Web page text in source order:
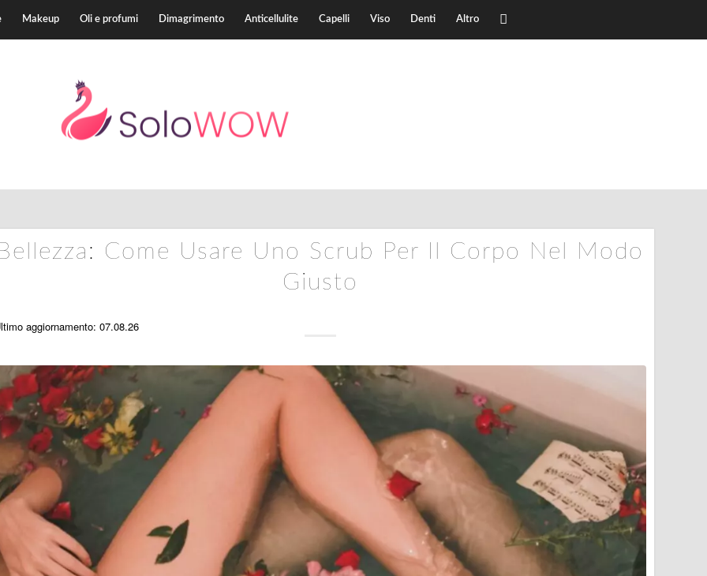
Makeup Oli e profumi Dimagrimento Anticellulite Capelli Viso Denti Altro
Bellezza: Come Usare Uno Scrub Per Il Corpo Nel Modo
Giusto
aggiornamento: 07.08.26